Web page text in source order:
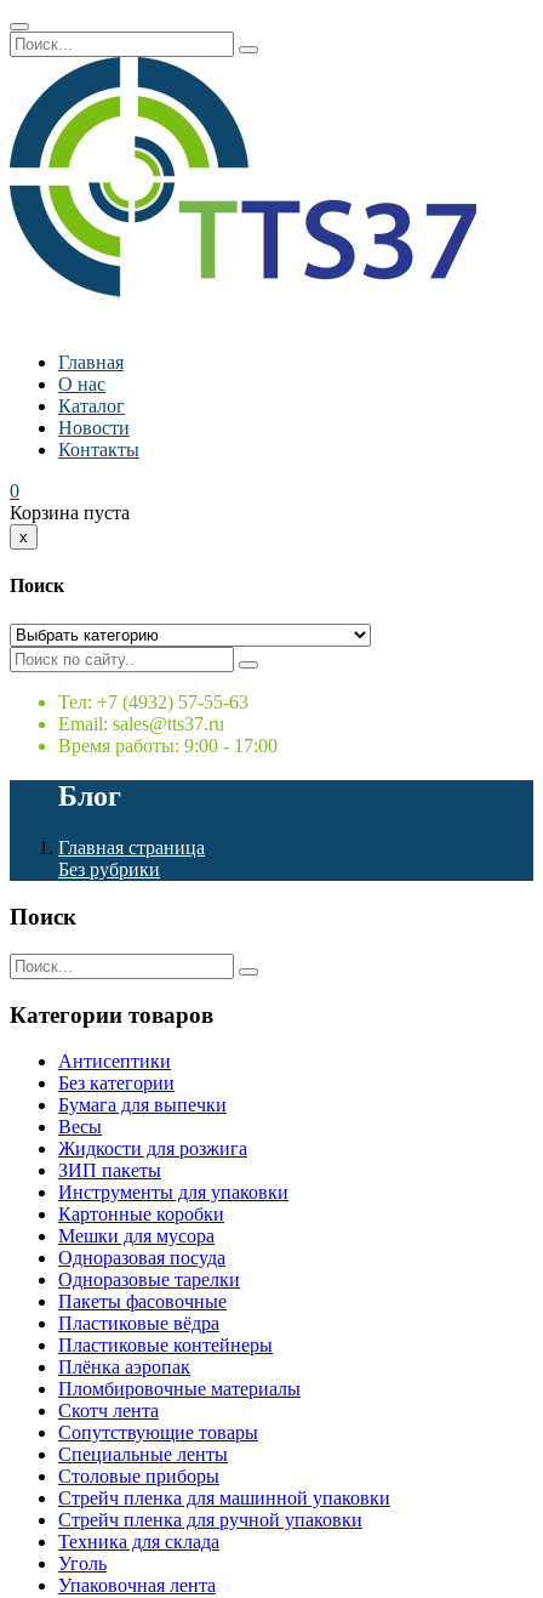
Главная
О нас
Каталог
Новости
Контакты
0
Корзина пуста
x
Поиск
Тел: +7 (4932) 57-55-63
Email: sales@tts37.ru
Время работы: 9:00 - 17:00
Блог
Главная страница
Без рубрики
Поиск
Категории товаров
Антисептики
Без категории
Бумага для выпечки
Весы
Жидкости для розжига
ЗИП пакеты
Инструменты для упаковки
Картонные коробки
Мешки для мусора
Одноразовая посуда
Одноразовые тарелки
Пакеты фасовочные
Пластиковые вёдра
Пластиковые контейнеры
Плёнка аэропак
Пломбировочные материалы
Скотч лента
Сопутствующие товары
Специальные ленты
Столовые приборы
Стрейч пленка для машинной упаковки
Стрейч пленка для ручной упаковки
Техника для склада
Уголь
Упаковочная лента